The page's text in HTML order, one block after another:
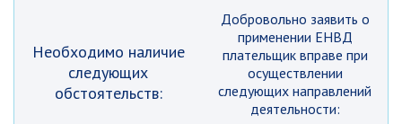
Необходимо наличие
следующих
обстоятельств:
Добровольно заявить о
применении ЕНВД
плательщик вправе при
осуществлении
следующих направлений
деятельности: